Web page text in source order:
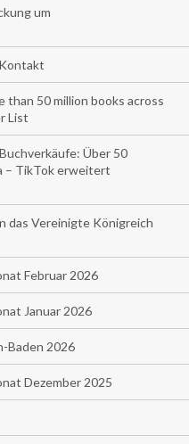
um
than 50 million books across
List
Über 50
– TikTok erweitert
das Vereinigte Königreich
Februar 2026
Januar 2026
Baden 2026
Dezember 2025